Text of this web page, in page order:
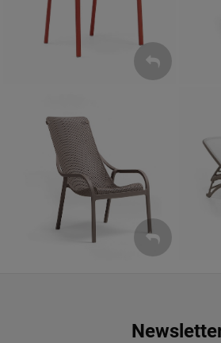
ZOBACZ